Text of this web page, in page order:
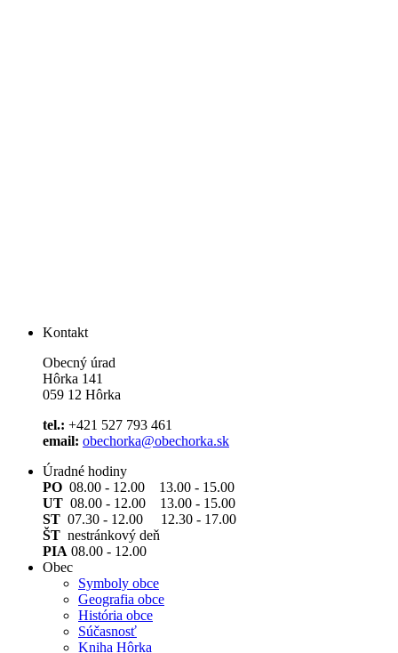
Kontakt
Obecný úrad
Hôrka 141
059 12 Hôrka
tel.: +421 527 793 461
email: obechorka@obechorka.sk
Úradné hodiny
PO 08.00 - 12.00 13.00 - 15.00
UT 08.00 - 12.00 13.00 - 15.00
ST 07.30 - 12.00 12.30 - 17.00
ŠT nestránkový deň
PIA 08.00 - 12.00
Obec
Symboly obce
Geografia obce
História obce
Súčasnosť
Kniha Hôrka